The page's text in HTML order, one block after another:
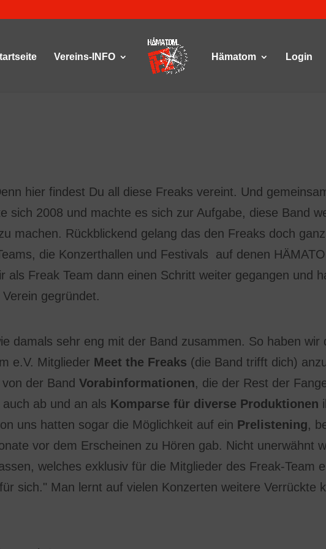
Vereins-INFO Hämatom Login
hier findest Du all diese Freaks vereint. Und
sich 2008 und machte es sich zur Aufgabe, diese Band
machen. Rückblickend gelang das den Freaks doch
die Konzerthallen und Festivals auf denen
Freak Team dann einen Schritt weiter gegangen und
gegründet.
damals sehr eng mit der Band zusammen. So haben wir
e.V. Mitglieder Meet the Freaks (die Band trifft dich)
der Band Vorabinformationen, die der Rest der
ab und an als Komparse für diverse Produktionen
uns hatten sogar die Möglichkeit auf ein Prelistening,
vor dem Erscheinen zu Hören gab. Nicht unerwähnt
welches exklusiv für die Mitglieder des Freak-Team
sich." Man lernt auf vielen Konzerten weitere Verrückte